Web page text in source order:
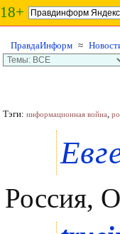
18+
ПравдаИнформ ≈
Тэги: информационная война,
Россия,